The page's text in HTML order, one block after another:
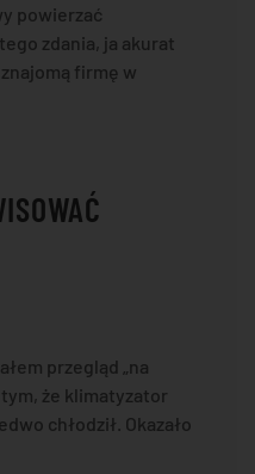
powierzać
zdania, ja akurat
firmę w
przegląd „na
że klimatyzator
chłodził. Okazało